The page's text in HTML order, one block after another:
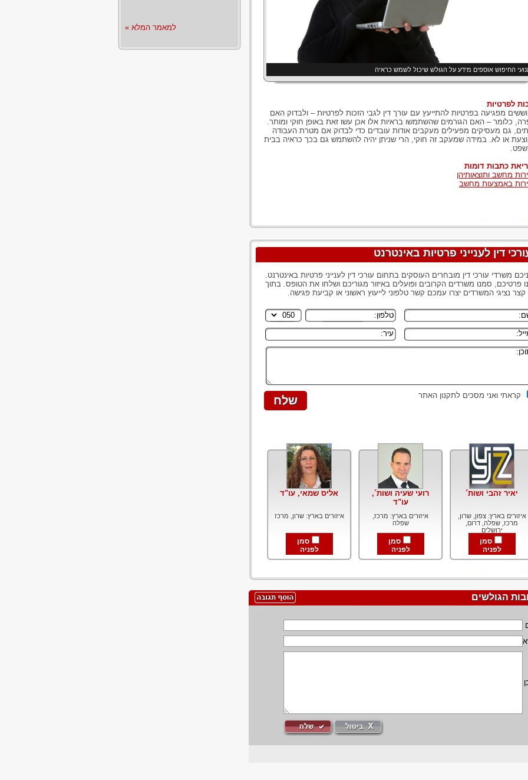
החיפוש אוספים מידע על הגולש שיכול לשמש כראיה
לפרטיות
מפגיעה בפרטיות להתייעץ עם עורך דין לגבי הזכות לפרטיות – ולבדוק האם
כלומר – האם הגורמים שהשתמשו בראיות אלו אכן עשו זאת באופן חוקי ומותר.
גם מעסיקים מפעילים מעקבים אודות עובדים כדי לבדוק אם מטרת העבודה
או לא. במידה שמעקב זה חוקי, הרי שניתן יהיה להשתמש גם בכך כראיה בבית
כתבות דומות
מחשב ותוצאותיהן
באמצעות מחשב
דין לענייני פרטיות באינטרנט
משרדי עורכי דין מובחרים העוסקים בתחום עורכי דין לענייני פרטיות באינטרנט.
פרטיכם, סמנו משרדים הקרובים ופועלים באיזור מגוריכם ושלחו את הטופס. בתוך
קצר נציגי המשרדים יצרו עמכם קשר טלפוני לייעוץ ראשוני או קביעת פגישה.
קראתי ואני מסכים לתקנון האתר
יאיר זהבי ושות´
איזורים בארץ: צפון, שרון,
מרכז, שפלה, דרום,
ירושלים
סמן
לפניה
רועי שעיה ושות´,
עו"ד
איזורים בארץ: מרכז,
שפלה
סמן
לפניה
אליס שמאי, עו"ד
איזורים בארץ: שרון, מרכז
סמן
לפניה
הגולשים
למאמר המלא »